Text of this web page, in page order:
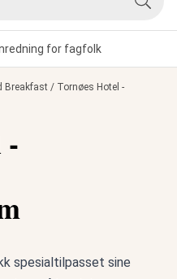
Søk
for fagfolk
Breakfast / Tornøes Hotel -
-
spesialtilpasset sine